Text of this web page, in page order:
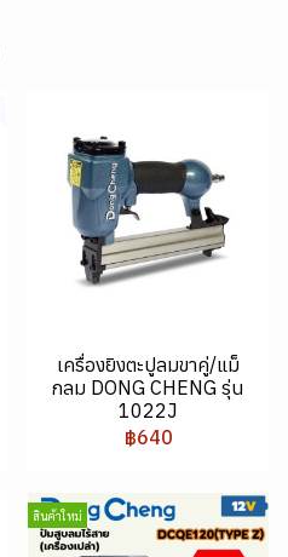
เครื่องยิงตะปูลมขาคู่/แม็
กลม DONG CHENG รุ่น
1022J
฿640
สินค้าใหม่